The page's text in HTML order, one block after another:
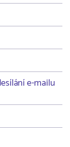
e-mailu